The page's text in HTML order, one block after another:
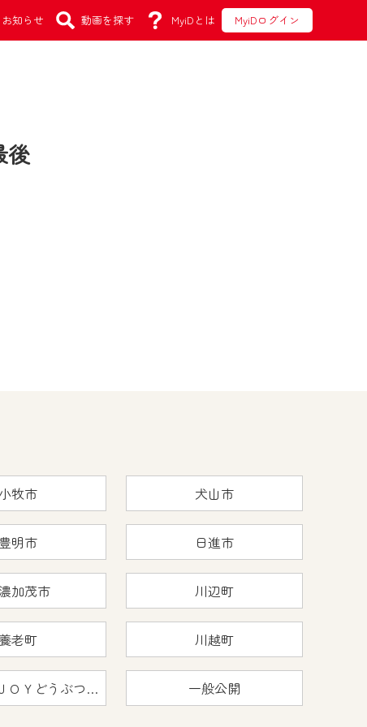
お知らせ 動画を探す MyiDとは MyiDログイン
後
牧市 犬山市
豊明市 日進市
加茂市 川辺町
老町 川越町
おうちで猿ＪＯＹどうぶつえん 一般公開